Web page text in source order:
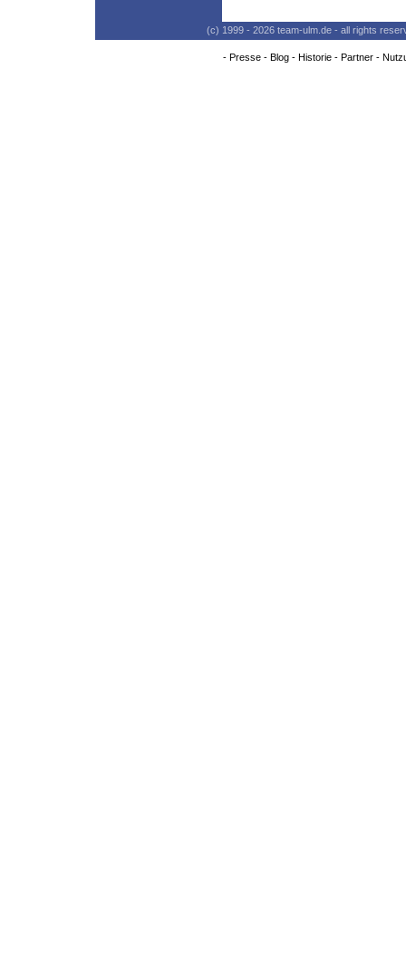
(c) 1999 - 2026 team-ulm.de - all rights
- Presse- Blog- Historie- Partner-